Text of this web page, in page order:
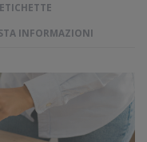
INFORMAZIONI